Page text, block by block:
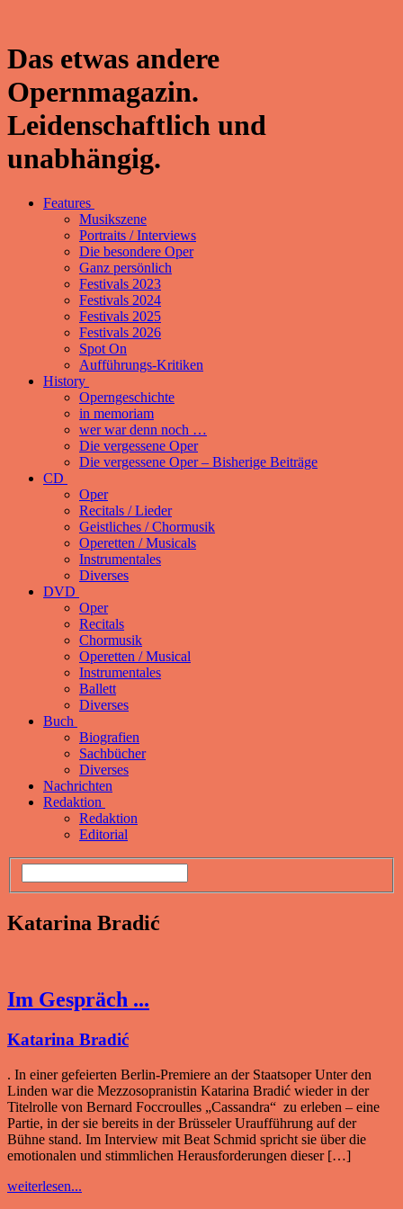
Das etwas andere
Opernmagazin.
Leidenschaftlich und
unabhängig.
Features
Musikszene
Portraits / Interviews
Die besondere Oper
Ganz persönlich
Festivals 2023
Festivals 2024
Festivals 2025
Festivals 2026
Spot On
Aufführungs-Kritiken
History
Operngeschichte
in memoriam
wer war denn noch …
Die vergessene Oper
Die vergessene Oper – Bisherige Beiträge
CD
Oper
Recitals / Lieder
Geistliches / Chormusik
Operetten / Musicals
Instrumentales
Diverses
DVD
Oper
Recitals
Chormusik
Operetten / Musical
Instrumentales
Ballett
Diverses
Buch
Biografien
Sachbücher
Diverses
Nachrichten
Redaktion
Redaktion
Editorial
Katarina Bradić
Im Gespräch ...
Katarina Bradić
. In einer gefeierten Berlin-Premiere an der Staatsoper Unter den
Linden war die Mezzosopranistin Katarina Bradić wieder in der
Titelrolle von Bernard Foccroulles „Cassandra“ zu erleben – eine
Partie, in der sie bereits in der Brüsseler Uraufführung auf der
Bühne stand. Im Interview mit Beat Schmid spricht sie über die
emotionalen und stimmlichen Herausforderungen dieser […]
weiterlesen...